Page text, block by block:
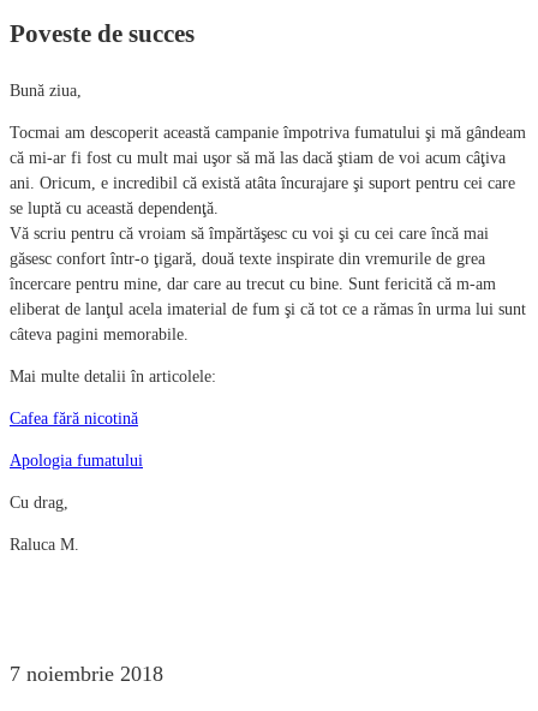
Poveste de succes
Bună ziua,
Tocmai am descoperit această campanie împotriva fumatului şi mă gândeam
că mi-ar fi fost cu mult mai uşor să mă las dacă ştiam de voi acum câţiva
ani. Oricum, e incredibil că există atâta încurajare şi suport pentru cei care
se luptă cu această dependenţă.
Vă scriu pentru că vroiam să împărtăşesc cu voi şi cu cei care încă mai
găsesc confort într-o ţigară, două texte inspirate din vremurile de grea
încercare pentru mine, dar care au trecut cu bine. Sunt fericită că m-am
eliberat de lanţul acela imaterial de fum şi că tot ce a rămas în urma lui sunt
câteva pagini memorabile.
Mai multe detalii în articolele:
Cafea fără nicotină
Apologia fumatului
Cu drag,
Raluca M.
7 noiembrie 2018